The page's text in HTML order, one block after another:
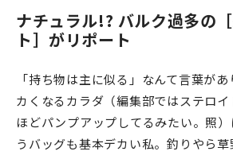
ナチュラル!? バルク過多の
ト］がリポート
「持ち物は主に似る」なんて言葉が
カくなるカラダ（編集部ではステロ
ほどパンプアップしてるみたい。照
うバッグも基本デカい私。釣りやら